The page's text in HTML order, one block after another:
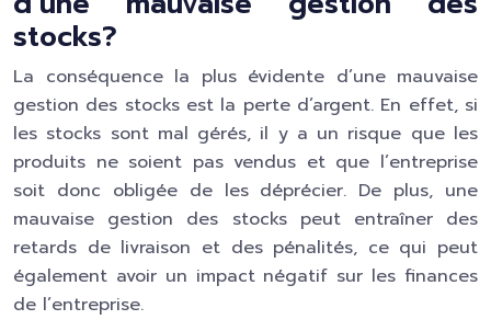
stocks?
La conséquence la plus évidente d’une mauvaise
gestion des stocks est la perte d’argent. En effet, si
les stocks sont mal gérés, il y a un risque que les
produits ne soient pas vendus et que l’entreprise
soit donc obligée de les déprécier. De plus, une
mauvaise gestion des stocks peut entraîner des
retards de livraison et des pénalités, ce qui peut
également avoir un impact négatif sur les finances
de l’entreprise.